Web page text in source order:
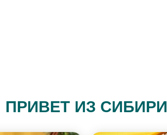
ПРИВЕТ ИЗ СИБИРИ